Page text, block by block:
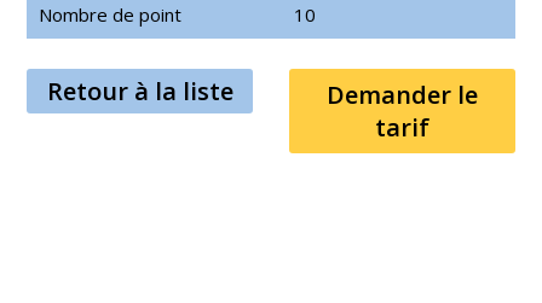
Nombre de point
10
Retour à la liste
Demander le
tarif